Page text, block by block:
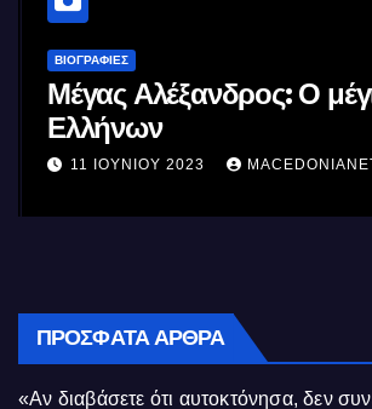
ΒΙΟΓΡΑΦΊΕΣ
Μέγας Αλέξανδρος: Ο
Ελλήνων
11 ΙΟΥΝΊΟΥ 2023
ΠΡΌΣΦΑΤΑ ΆΡΘΡΑ
«Αν διαβάσετε ότι αυτοκτόνησα, δεν